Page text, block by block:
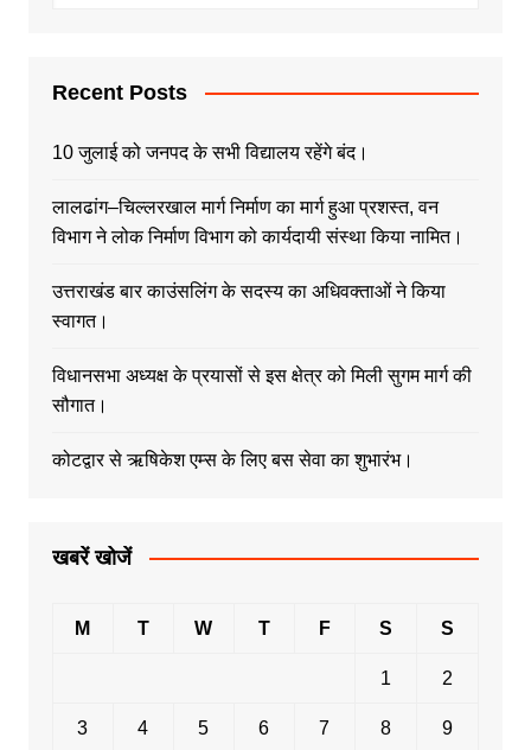
Recent Posts
10 जुलाई को जनपद के सभी विद्यालय रहेंगे बंद।
लालढांग–चिल्लरखाल मार्ग निर्माण का मार्ग हुआ प्रशस्त, वन
विभाग ने लोक निर्माण विभाग को कार्यदायी संस्था किया नामित।
उत्तराखंड बार काउंसलिंग के सदस्य का अधिवक्ताओं ने किया
स्वागत।
विधानसभा अध्यक्ष के प्रयासों से इस क्षेत्र को मिली सुगम मार्ग की
सौगात।
कोटद्वार से ऋषिकेश एम्स के लिए बस सेवा का शुभारंभ।
खबरें खोजें
M T W T F S S
1 2
3 4 5 6 7 8 9